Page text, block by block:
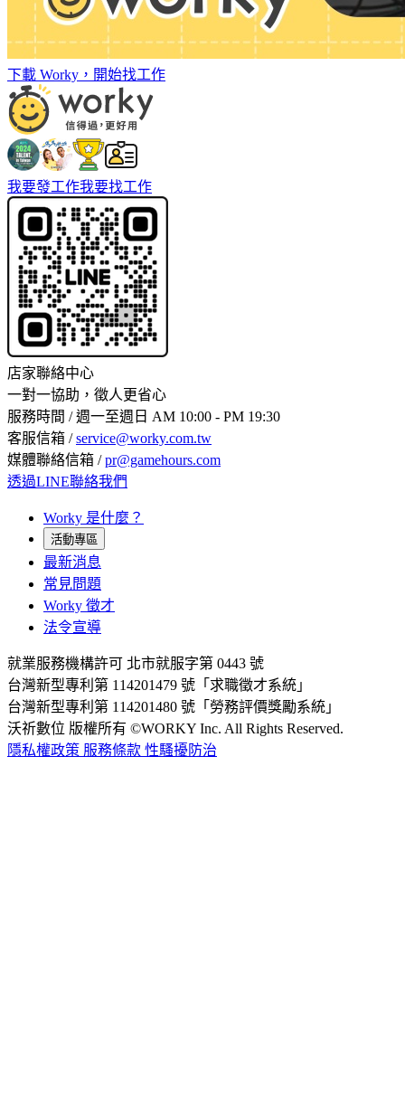
下載 Worky，開始找工作
我要發工作我要找工作
店家聯絡中心
一對一協助，徵人更省心
服務時間 / 週一至週日 AM 10:00 - PM 19:30
客服信箱 /service@worky.com.tw
媒體聯絡信箱 /pr@gamehours.com
透過LINE聯絡我們
Worky 是什麼？
活動專區
最新消息
常見問題
Worky 徵才
法令宣導
就業服務機構許可 北市就服字第 0443 號
台灣新型專利第 114201479 號「求職徵才系統」
台灣新型專利第 114201480 號「勞務評價獎勵系統」
沃祈數位 版權所有 ©WORKY Inc. All Rights Reserved.
隱私權政策 服務條款 性騷擾防治